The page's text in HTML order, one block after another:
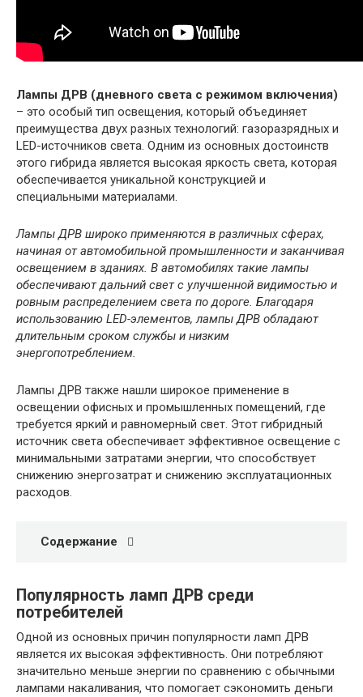
Лампы ДРВ (дневного света с режимом включения)
– это особый тип освещения, который объединяет
преимущества двух разных технологий: газоразрядных и
LED-источников света. Одним из основных достоинств
этого гибрида является высокая яркость света, которая
обеспечивается уникальной конструкцией и
специальными материалами.
Лампы ДРВ широко применяются в различных сферах,
начиная от автомобильной промышленности и заканчивая
освещением в зданиях. В автомобилях такие лампы
обеспечивают дальний свет с улучшенной видимостью и
ровным распределением света по дороге. Благодаря
использованию LED-элементов, лампы ДРВ обладают
длительным сроком службы и низким
энергопотреблением.
Лампы ДРВ также нашли широкое применение в
освещении офисных и промышленных помещений, где
требуется яркий и равномерный свет. Этот гибридный
источник света обеспечивает эффективное освещение с
минимальными затратами энергии, что способствует
снижению энергозатрат и снижению эксплуатационных
расходов.
Содержание
Популярность ламп ДРВ среди
потребителей
Одной из основных причин популярности ламп ДРВ
является их высокая эффективность. Они потребляют
значительно меньше энергии по сравнению с обычными
лампами накаливания, что помогает сэкономить деньги